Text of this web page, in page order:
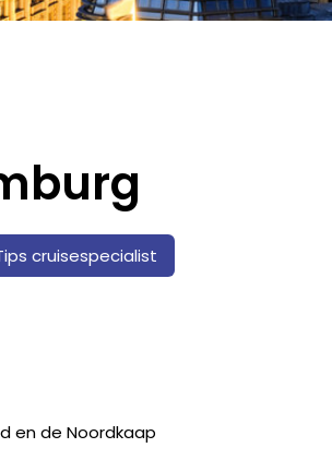
cruisespecialist
en de Noordkaap